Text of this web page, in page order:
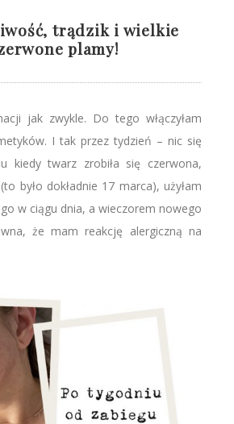
trądzik i wielkie
plamy!
jak zwykle. Do tego włączyłam
I tak przez tydzień – nic się
kiedy twarz zrobiła się czerwona,
było dokładnie 17 marca), użyłam
w ciągu dnia, a wieczorem nowego
że mam reakcję alergiczną na